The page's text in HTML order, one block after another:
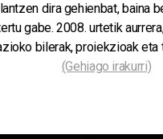
dira gehienbat, baina
gabe. 2008. urtetik
bilerak, proiekzioak eta
(Gehiago irakurri)